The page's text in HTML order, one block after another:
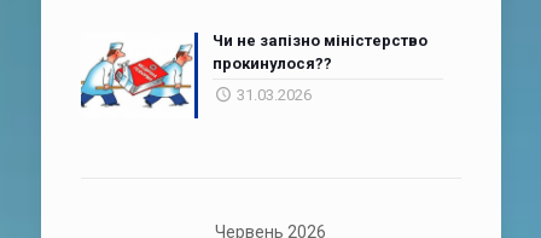
Чи не запізно міністерство
прокинулося??
31.03.2026
Червень 2026